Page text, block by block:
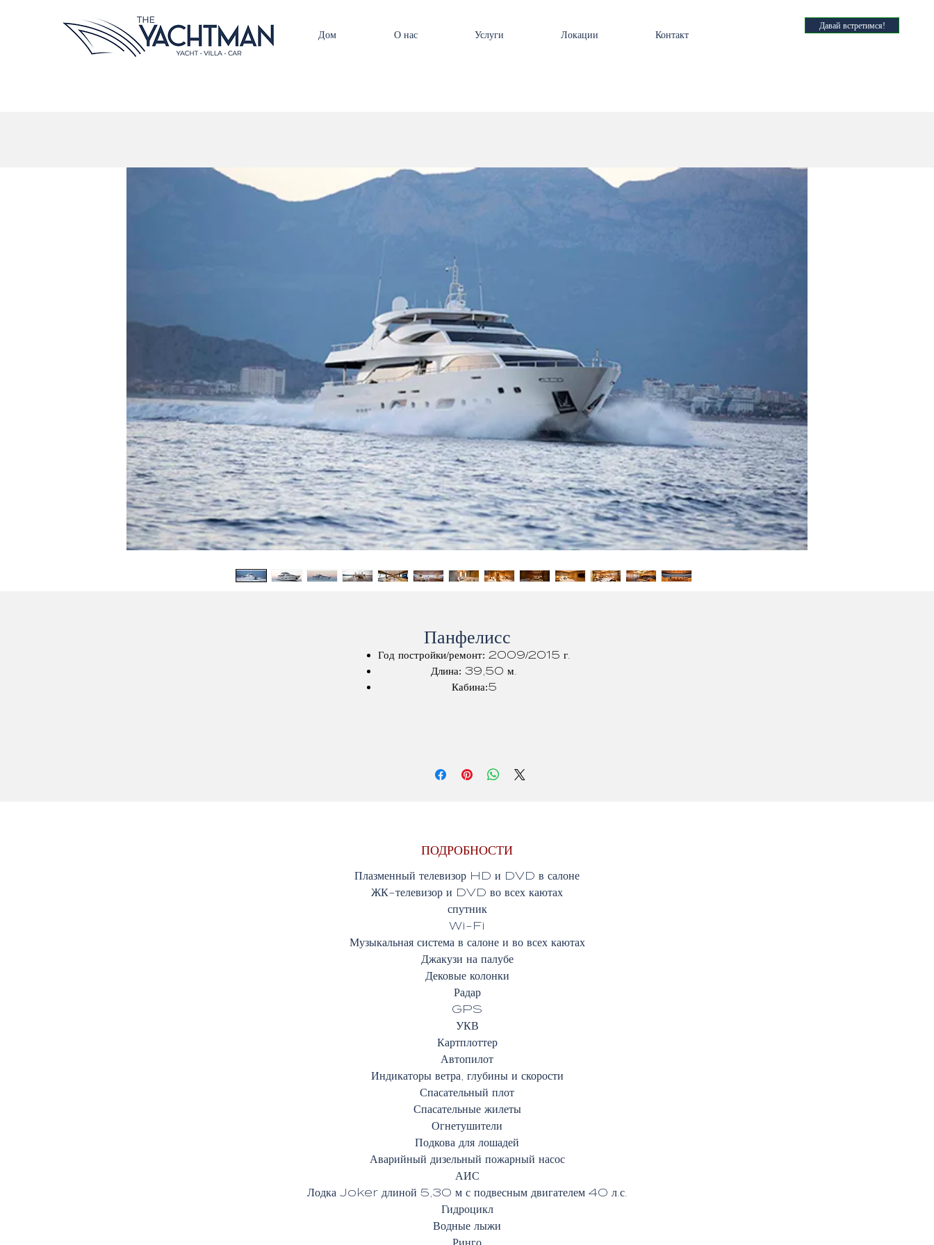
Дом О нас Услуги Локации Контакт
Давай встретимся!
Панфелисс
Год постройки/ремонт: 2009/2015 г.
Длина: 39,50 м.
Кабина:5
ПОДРОБНОСТИ
Плазменный телевизор HD и DVD в салоне
ЖК-телевизор и DVD во всех каютах
спутник
Wi-Fi
Музыкальная система в салоне и во всех каютах
Джакузи на палубе
Дековые колонки
Радар
GPS
УКВ
Картплоттер
Автопилот
Индикаторы ветра, глубины и скорости
Спасательный плот
Спасательные жилеты
Огнетушители
Подкова для лошадей
Аварийный дизельный пожарный насос
АИС
Лодка Joker длиной 5,30 м с подвесным двигателем 40 л.с.
Гидроцикл
Водные лыжи